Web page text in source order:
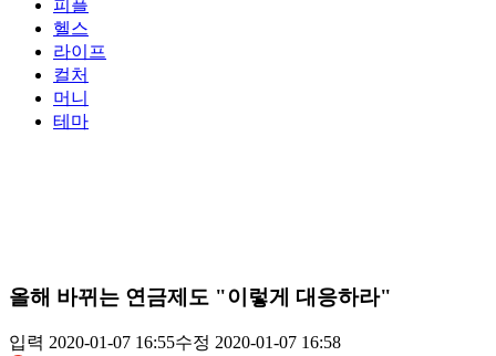
피플
헬스
라이프
컬처
머니
테마
올해 바뀌는 연금제도 "이렇게 대응하라"
입력 2020-01-07 16:55수정 2020-01-07 16:58